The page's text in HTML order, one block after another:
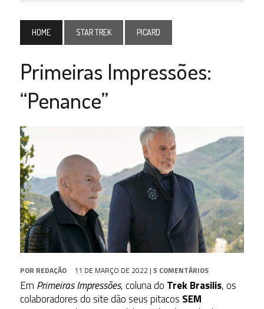
HOME STAR TREK PICARD
Primeiras Impressões:
“Penance”
POR REDAÇÃO 11 DE MARÇO DE 2022 | 5 COMENTÁRIOS
Em Primeiras Impressões, coluna do Trek Brasilis, os
colaboradores do site dão seus pitacos SEM